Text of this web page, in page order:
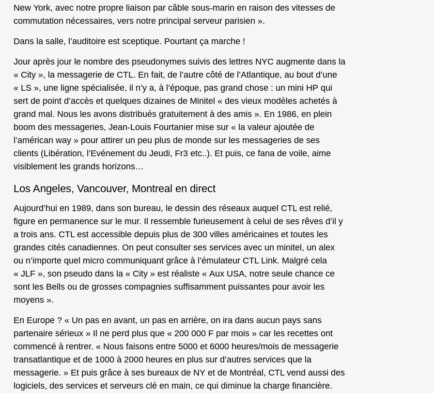
New York, avec notre propre liaison par câble sous-marin en raison des vitesses de
commutation nécessaires, vers notre principal serveur parisien ».
Dans la salle, l’auditoire est sceptique. Pourtant ça marche !
Jour après jour le nombre des pseudonymes suivis des lettres NYC augmente dans la
« City », la messagerie de CTL. En fait, de l’autre côté de l’Atlantique, au bout d’une
« LS », une ligne spécialisée, il n’y a, à l’époque, pas grand chose : un mini HP qui
sert de point d’accès et quelques dizaines de Minitel « des vieux modèles achetés à
grand mal. Nous les avons distribués gratuitement à des amis ». En 1986, en plein
boom des messageries, Jean-Louis Fourtanier mise sur « la valeur ajoutée de
l’américan way » pour attirer un peu plus de monde sur les messageries de ses
clients (Libération, l’Evénement du Jeudi, Fr3 etc..). Et puis, ce fana de voile, aime
visiblement les grands horizons…
Los Angeles, Vancouver, Montreal en direct
Aujourd’hui en 1989, dans son bureau, le dessin des réseaux auquel CTL est relié,
figure en permanence sur le mur. Il ressemble furieusement à celui de ses rêves d’il y
a trois ans. CTL est accessible depuis plus de 300 villes américaines et toutes les
grandes cités canadiennes. On peut consulter ses services avec un minitel, un alex
ou n’importe quel micro communiquant grâce à l’émulateur CTL Link. Malgré cela
« JLF », son pseudo dans la « City » est réaliste « Aux USA, notre seule chance ce
sont les Bells ou de grosses compagnies suffisamment puissantes pour avoir les
moyens ».
En Europe ? « Un pas en avant, un pas en arrière, on ira dans aucun pays sans
partenaire sérieux » Il ne perd plus que « 200 000 F par mois » car les recettes ont
commencé à rentrer. « Nous faisons entre 5000 et 6000 heures/mois de messagerie
transatlantique et de 1000 à 2000 heures en plus sur d’autres services que la
messagerie. » Et puis grâce à ses bureaux de NY et de Montréal, CTL vend aussi des
logiciels, des services et serveurs clé en main, ce qui diminue la charge financière.